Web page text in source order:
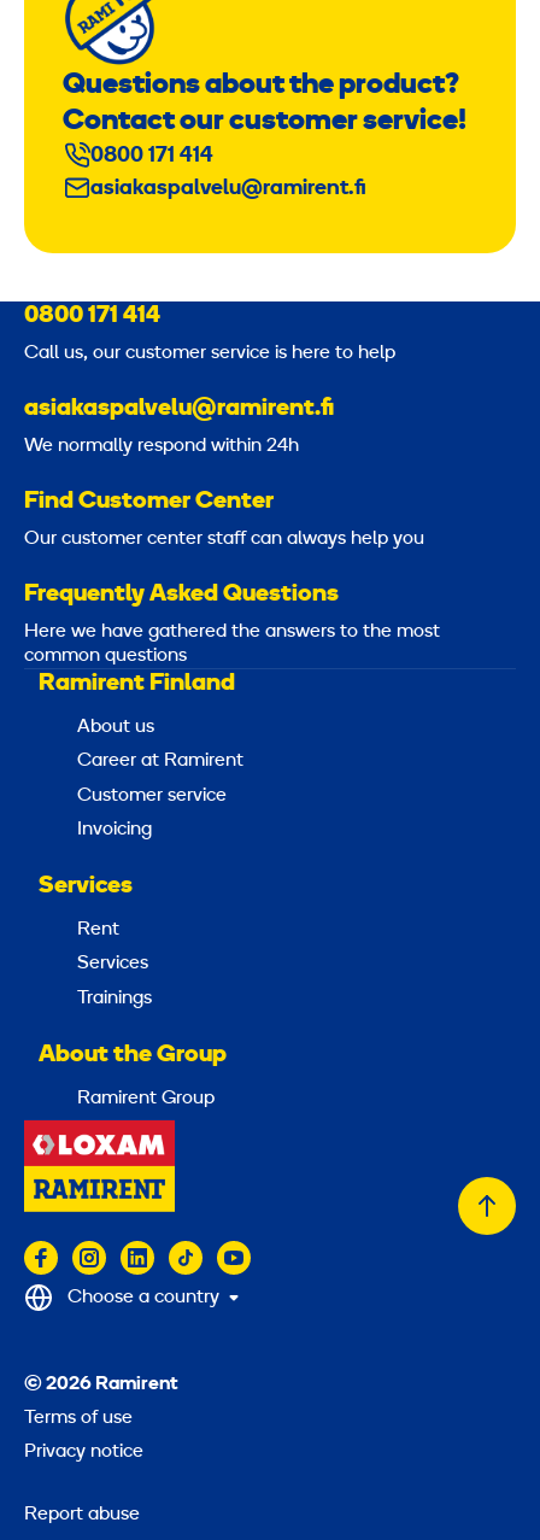
Questions about the product?
Contact our customer service!
0800 171 414
asiakaspalvelu@ramirent.fi
0800 171 414
Call us, our customer service is here to help
asiakaspalvelu@ramirent.fi
We normally respond within 24h
Find Customer Center
Our customer center staff can always help you
Frequently Asked Questions
Here we have gathered the answers to the most
common questions
Ramirent Finland
About us
Career at Ramirent
Customer service
Invoicing
Services
Rent
Services
Trainings
About the Group
Ramirent Group
Back
© 2026 Ramirent
Terms of use
Privacy notice
Report abuse
Choose a country